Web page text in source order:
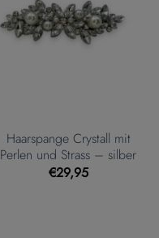
Haarspange Crystall mit
Perlen und Strass – silber
€29,95